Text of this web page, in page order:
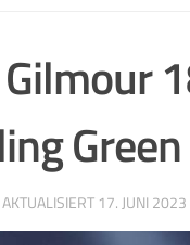
Green
AKTUALISIERT 17. JUNI 2023